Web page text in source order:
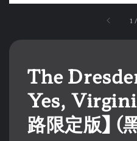
1 /
The
Yes,
路限定版】 (